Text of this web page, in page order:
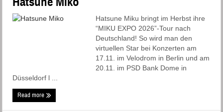
Hatsune Miku bringt im Herbst ihre
­“MIKU EXPO 2026”-Tour nach
Deutschland! So wird man den
virtuellen Star bei Konzerten am
17.11. im Velodrom in Berlin und am
20.11. im PSD Bank Dome in
Düsseldorf l ...
Read more